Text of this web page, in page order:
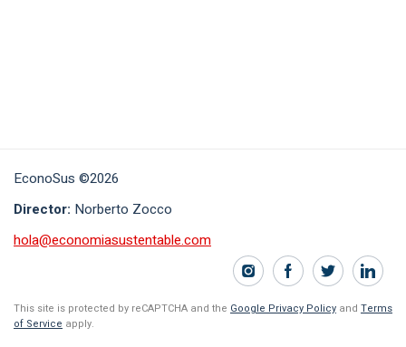
EconoSus ©2026
Director: Norberto Zocco
hola@economiasustentable.com
This site is protected by reCAPTCHA and the Google Privacy Policy and Terms
of Service apply.